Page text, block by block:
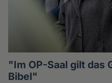
"Im OP-Saal gilt das
Bibel"